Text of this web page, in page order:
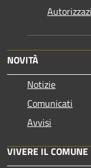
NOVITÀ
Notizie
Comunicati
Avvisi
VIVERE IL COMUNE